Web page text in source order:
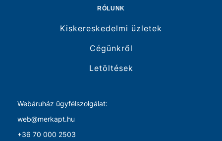
RÓLUNK
Kiskereskedelmi üzletek
Cégünkről
Letöltések
Webáruház ügyfélszolgálat:
web@merkapt.hu
+36 70 000 2503